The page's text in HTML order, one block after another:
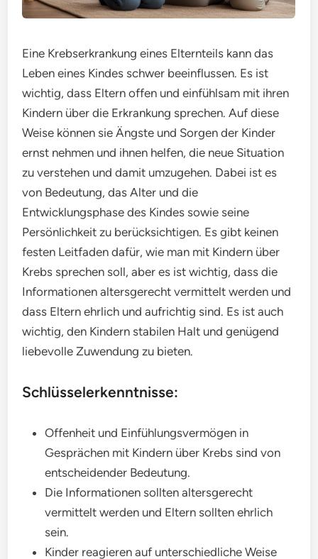
Eine Krebserkrankung eines Elternteils kann das
Leben eines Kindes schwer beeinflussen. Es ist
wichtig, dass Eltern offen und einfühlsam mit ihren
Kindern über die Erkrankung sprechen. Auf diese
Weise können sie Ängste und Sorgen der Kinder
ernst nehmen und ihnen helfen, die neue Situation
zu verstehen und damit umzugehen. Dabei ist es
von Bedeutung, das Alter und die
Entwicklungsphase des Kindes sowie seine
Persönlichkeit zu berücksichtigen. Es gibt keinen
festen Leitfaden dafür, wie man mit Kindern über
Krebs sprechen soll, aber es ist wichtig, dass die
Informationen altersgerecht vermittelt werden und
dass Eltern ehrlich und aufrichtig sind. Es ist auch
wichtig, den Kindern stabilen Halt und genügend
liebevolle Zuwendung zu bieten.
Schlüsselerkenntnisse:
Offenheit und Einfühlungsvermögen in
Gesprächen mit Kindern über Krebs sind von
entscheidender Bedeutung.
Die Informationen sollten altersgerecht
vermittelt werden und Eltern sollten ehrlich
sein.
Kinder reagieren auf unterschiedliche Weise